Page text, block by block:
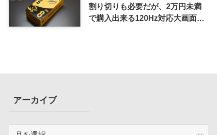
割り切りも必要だが、2万円未満
で購入出来る120Hz対応大画面ス
アーカイブ